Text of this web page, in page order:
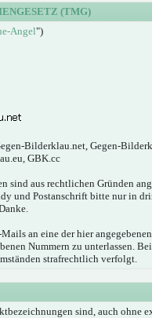
(TMG)
Angel")
Bilderklau.net, Gegen-
GBK.cc
sind aus rechtlichen Gründen
und Postanschrift bitte nur in
an eine der hier
Nummern zu unterlassen.
strafrechtlich verfolgt.
sind, auch ohne